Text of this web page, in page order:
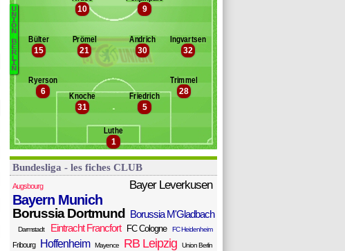
Voglsammer
Banc des remplaçantsUnion Berlin
Karius
Schlotterbeck
Hübner
Griesbeck
U
N
I
O
N
B
E
R
L
I
N
1
Luthe
5
Friedrich
31
Knoche 28
Trimmel
6
Ryerson
32
Ingvartsen
30
Andrich
21
Prömel
15
Bülter
9
10
Bundesliga - les fiches CLUB
Augsbourg Bayer Leverkusen
Bayern Munich
Borussia Dortmund Borussia M'Gladbach
Darmstadt Eintracht Francfort FC Cologne FC Heidenheim
Fribourg Hoffenheim Mayence RB Leipzig Union Berlin